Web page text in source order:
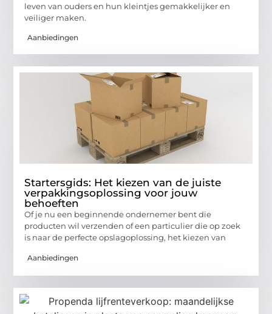
leven van ouders en hun kleintjes gemakkelijker en
veiliger maken.
Aanbiedingen
Startersgids: Het kiezen van de juiste
verpakkingsoplossing voor jouw
behoeften
Of je nu een beginnende ondernemer bent die
producten wil verzenden of een particulier die op zoek
is naar de perfecte opslagoplossing, het kiezen van
Aanbiedingen